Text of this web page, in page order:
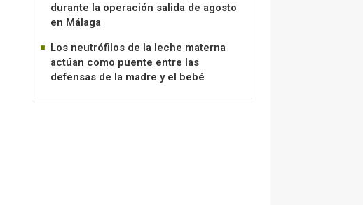
durante la operación salida de agosto
en Málaga
Los neutrófilos de la leche materna
actúan como puente entre las
defensas de la madre y el bebé